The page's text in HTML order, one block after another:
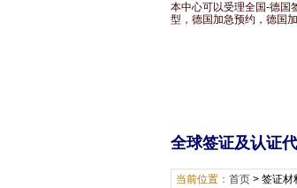
本中心可以受理全国-德国
型，德国加急预约，德国
全球签证及
当前位置： 首页> 签证材